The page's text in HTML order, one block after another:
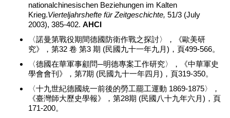
nationalchinesischen Beziehungen im Kalten
Krieg.Vierteljahrshefte für Zeitgeschichte, 51/3 (July
2003), 385-402. AHCI
〈諾曼第戰役期間德國防衛作戰之探討〉，《歐美研
究》，第32 卷 第3 期 (民國九十一年九月)，頁499-566。
〈德國在華軍事顧問─明德專案工作研究〉，《中華軍史
學會會刊》，第7期 (民國九十一年四月)，頁319-350。
〈十九世紀德國統一前後的勞工罷工運動 1869-1875〉，
《臺灣師大歷史學報》，第28期 (民國八十九年六月)，頁
171-200。